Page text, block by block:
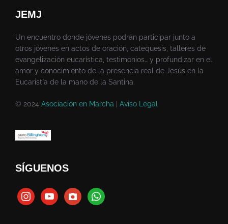
JEMJ
Un encuentro donde jóvenes podrán participar junto a
otros jóvenes en actos de oración, catequesis, talleres de
evangelización eucarística, testimonios… y profundizar en el
amor y conocimiento de la presencia real de Jesús en la
Eucaristía de la mano de la Santina.
© 2024 Asociación en Marcha Aviso Legal
SÍGUENOS